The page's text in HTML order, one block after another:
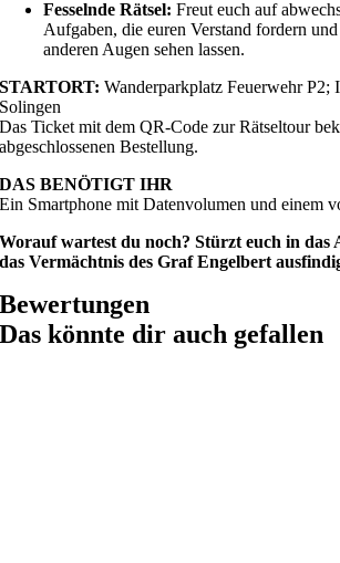
Fesselnde Rätsel: Freut euch auf
Aufgaben, die euren Verstand fordern
anderen Augen sehen lassen.
STARTORT: Wanderparkplatz Feuerwehr P2;
Solingen
Das Ticket mit dem QR-Code zur Rätseltour
abgeschlossenen Bestellung.
DAS BENÖTIGT IHR
Ein Smartphone mit Datenvolumen und einem
Worauf wartest du noch? Stürzt euch in das
das Vermächtnis des Graf Engelbert
Bewertungen
Das könnte dir auch gefallen